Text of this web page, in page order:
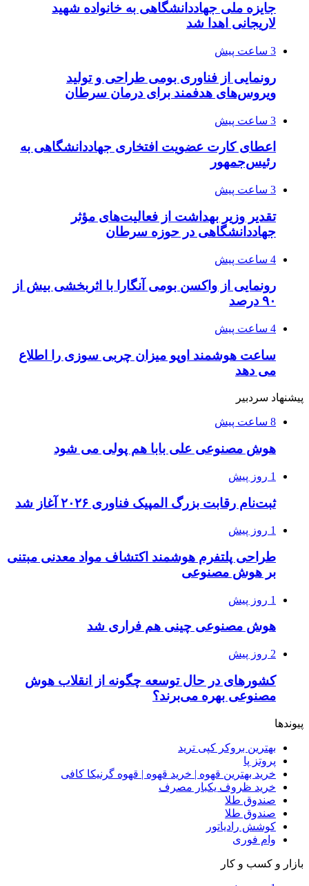
جایزه ملی جهاددانشگاهی به خانواده شهید
لاریجانی اهدا شد
3 ساعت پیش
رونمایی از فناوری بومی طراحی و تولید
ویروس‌های هدفمند برای درمان سرطان
3 ساعت پیش
اعطای کارت عضویت افتخاری جهاددانشگاهی به
رئیس‌جمهور
3 ساعت پیش
تقدیر وزیر بهداشت از فعالیت‌های مؤثر
جهاددانشگاهی در حوزه سرطان
4 ساعت پیش
رونمایی از واکسن بومی آنگارا با اثربخشی بیش از
۹۰ درصد
4 ساعت پیش
ساعت هوشمند اوپو میزان چربی سوزی را اطلاع
می دهد
پیشنهاد سردبیر
8 ساعت پیش
هوش مصنوعی علی بابا هم پولی می شود
1 روز پیش
ثبت‌نام رقابت بزرگ المپیک فناوری ۲۰۲۶ آغاز شد
1 روز پیش
طراحی پلتفرم هوشمند اکتشاف مواد معدنی مبتنی
بر هوش مصنوعی
1 روز پیش
هوش مصنوعی چینی هم فراری شد
2 روز پیش
کشورهای در حال توسعه چگونه از انقلاب هوش
مصنوعی بهره می‌برند؟
پیوندها
بهترین بروکر کپی ترید
پروتز پا
خرید بهترین قهوه | خرید قهوه | قهوه گرنیکا کافی
خرید ظروف یکبار مصرف
صندوق طلا
صندوق طلا
کوشش رادیاتور
وام فوری
بازار و کسب و کار